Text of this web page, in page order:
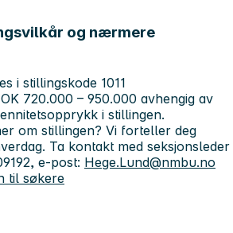
og nærmere
i stillingskode 1011
720.000 – 950.000 avhengig av
i stillingen.
om stillingen? Vi forteller deg
Ta kontakt med seksjonsleder
e-post: Hege.Lund@nmbu.no
til søkere